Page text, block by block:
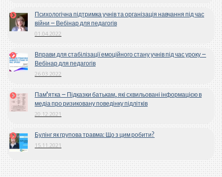
Психологічна підтримка учнів та організація навчання під час
війни – Вебінар для педагогів
01.04.2022
Вправи для стабілізації емоційного стану учнів під час уроку –
Вебінар для педагогів
26.03.2022
Пам’ятка – Підказки батькам, які схвильовані інформацією в
медіа про ризиковану поведінку підлітків
20.12.2021
Булінг як групова травма: Що з цим робити?
15.11.2021